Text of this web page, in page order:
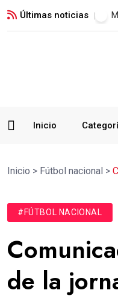
Últimas noticias
Inicio
Inicio > Fútbol nacional >
#FÚTBOL NACIONAL
de la